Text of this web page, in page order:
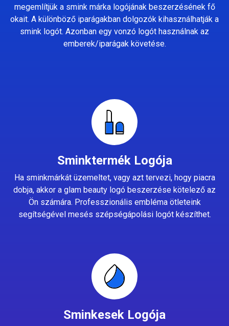
megemlítjük a smink márka logójának beszerzésének fő
okait. A különböző iparágakban dolgozók kihasználhatják a
smink logót. Azonban egy vonzó logót használnak az
emberek/iparágak követése.
Sminktermék Logója
Ha sminkmárkát üzemeltet, vagy azt tervezi, hogy piacra
dobja, akkor a glam beauty logó beszerzése kötelező az
Ön számára. Professzionális embléma ötleteink
segítségével mesés szépségápolási logót készíthet.
Sminkesek Logója